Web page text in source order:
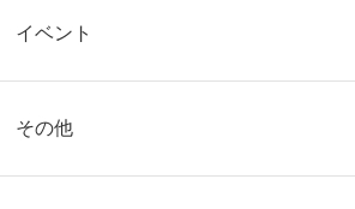
イベント
その他